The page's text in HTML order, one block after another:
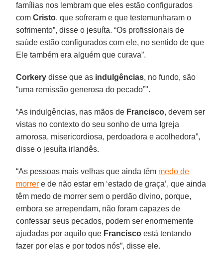
famílias nos lembram que eles estão configurados
comCristo, que sofreram e que testemunharam o
sofrimento”, disse o jesuíta. “Os profissionais de
saúde estão configurados com ele, no sentido de que
Ele também era alguém que curava”.
Corkery disse que as indulgências, no fundo, são
“uma remissão generosa do pecado”".
“As indulgências, nas mãos de Francisco, devem ser
vistas no contexto do seu sonho de uma Igreja
amorosa, misericordiosa, perdoadora e acolhedora”,
disse o jesuíta irlandês.
“As pessoas mais velhas que ainda têm medo de
morrer e de não estar em ‘estado de graça’, que ainda
têm medo de morrer sem o perdão divino, porque,
embora se arrependam, não foram capazes de
confessar seus pecados, podem ser enormemente
ajudadas por aquilo que Francisco está tentando
fazer por elas e por todos nós”, disse ele.